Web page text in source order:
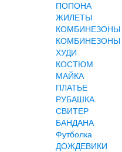
ПОПОНА
ЖИЛЕТЫ
КОМБИНЕЗОНЫ
КОМБИНЕЗОНЫ
ХУДИ
КОСТЮМ
МАЙКА
ПЛАТЬЕ
РУБАШКА
СВИТЕР
БАНДАНА
Футболка
ДОЖДЕВИКИ